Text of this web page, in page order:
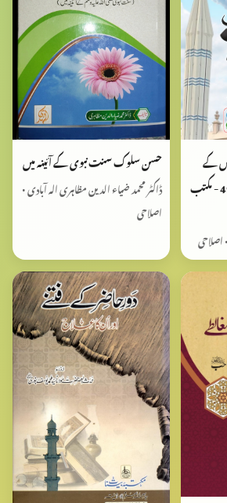
کے
تقاضے سلسلہ خطاب جمعہ 49 - مکتب
حسن سلوک سنت نبوی کے آئینہ میں
ڈاکٹر محمد ضیاء الدین مظاہری الہ آبادی •
اصلاحی